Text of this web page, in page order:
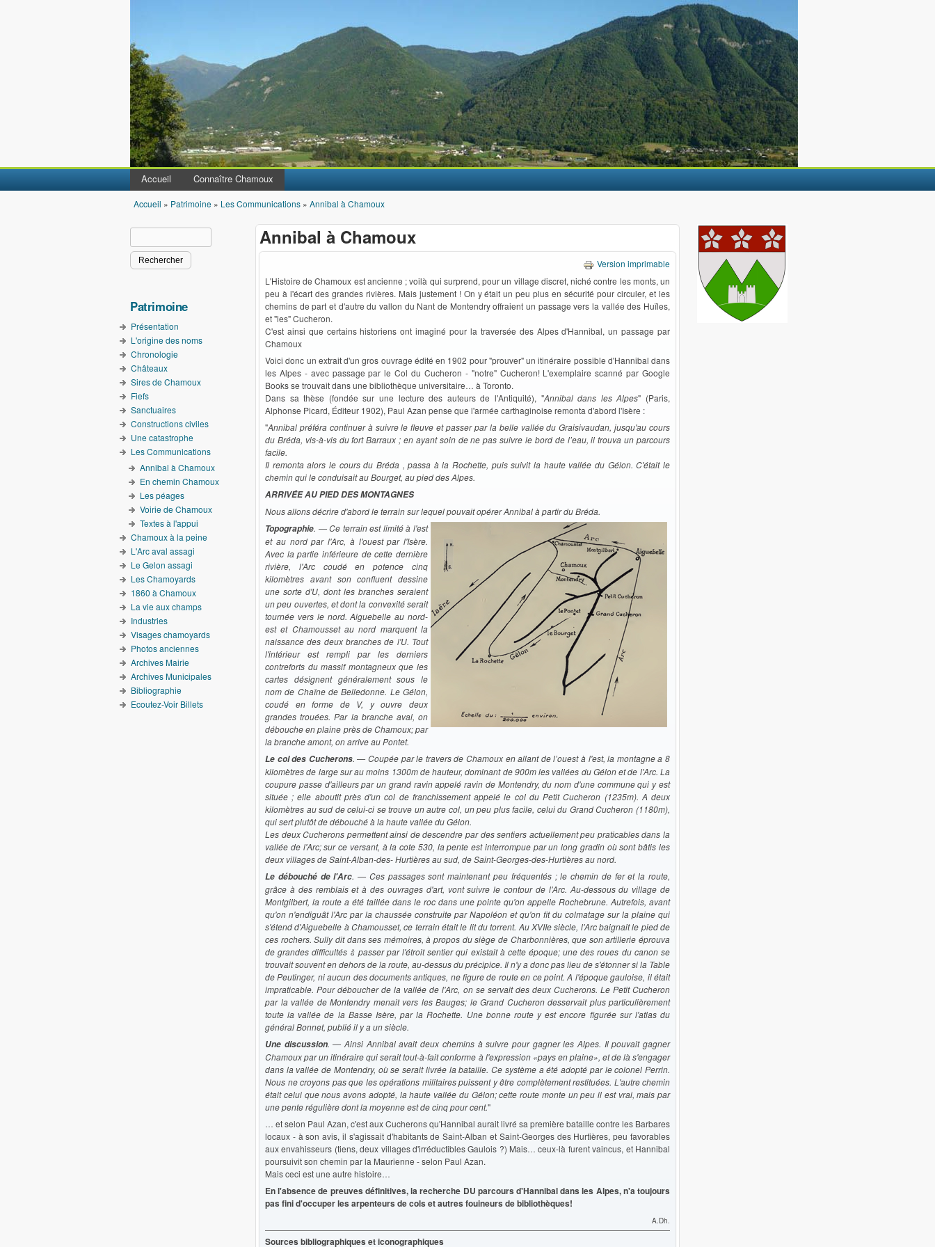
Accueil Connaître Chamoux
Vous êtes ici
Accueil » Patrimoine » Les Communications » Annibal à Chamoux
Annibal à Chamoux
Version imprimable
L'Histoire de Chamoux est ancienne ; voilà qui surprend, pour un village discret, niché contre les monts, un
peu à l'écart des grandes rivières. Mais justement ! On y était un peu plus en sécurité pour circuler, et les
chemins de part et d'autre du vallon du Nant de Montendry offraient un passage vers la vallée des Huïles,
et "les" Cucheron.
C'est ainsi que certains historiens ont imaginé pour la traversée des Alpes d'Hannibal, un passage par
Chamoux
Voici donc un extrait d'un gros ouvrage édité en 1902 pour "prouver" un itinéraire possible d'Hannibal dans
les Alpes - avec passage par le Col du Cucheron - "notre" Cucheron! L'exemplaire scanné par Google
Books se trouvait dans une bibliothèque universitaire… à Toronto.
Dans sa thèse (fondée sur une lecture des auteurs de l'Antiquité), "Annibal dans les Alpes" (Paris,
Alphonse Picard, Éditeur 1902), Paul Azan pense que l'armée carthaginoise remonta d'abord l'Isère :
"Annibal préféra continuer à suivre le fleuve et passer par la belle vallée du Graisivaudan, jusqu'au cours
du Bréda, vis-à-vis du fort Barraux ; en ayant soin de ne pas suivre le bord de l’eau, il trouva un parcours
facile.
Il remonta alors le cours du Bréda , passa à la Rochette, puis suivit la haute vallée du Gélon. C'était le
chemin qui le conduisait au Bourget, au pied des Alpes.
ARRIVÉE AU PIED DES MONTAGNES
Nous allons décrire d'abord le terrain sur lequel pouvait opérer Annibal à partir du Bréda.
Topographie. — Ce terrain est limité à l'est
et au nord par l'Arc, à l'ouest par l'Isère.
Avec la partie inférieure de cette dernière
rivière, l'Arc coudé en potence cinq
kilomètres avant son confluent dessine
une sorte d'U, dont les branches seraient
un peu ouvertes, et dont la convexité serait
tournée vers le nord. Aiguebelle au nord-
est et Chamousset au nord marquent la
naissance des deux branches de l'U. Tout
l'intérieur est rempli par les derniers
contreforts du massif montagneux que les
cartes désignent généralement sous le
nom de Chaîne de Belledonne. Le Gélon,
coudé en forme de V, y ouvre deux
grandes trouées. Par la branche aval, on
débouche en plaine près de Chamoux; par
la branche amont, on arrive au Pontet.
Le col des Cucherons. — Coupée par le travers de Chamoux en allant de l’ouest à l'est, la montagne a 8
kilomètres de large sur au moins 1300m de hauteur, dominant de 900m les vallées du Gélon et de l'Arc. La
coupure passe d'ailleurs par un grand ravin appelé ravin de Montendry, du nom d'une commune qui y est
située ; elle aboutit près d'un col de franchissement appelé le col du Petit Cucheron (1235m). A deux
kilomètres au sud de celui-ci se trouve un autre col, un peu plus facile, celui du Grand Cucheron (1180m),
qui sert plutôt de débouché à la haute vallée du Gélon.
Les deux Cucherons permettent ainsi de descendre par des sentiers actuellement peu praticables dans la
vallée de l'Arc; sur ce versant, à la cote 530, la pente est interrompue par un long gradin où sont bâtis les
deux villages de Saint-Alban-des- Hurtières au sud, de Saint-Georges-des-Hurtières au nord.
Le débouché de l'Arc. — Ces passages sont maintenant peu fréquentés ; le chemin de fer et la route,
grâce à des remblais et à des ouvrages d'art, vont suivre le contour de l'Arc. Au-dessous du village de
Montgilbert, la route a été taillée dans le roc dans une pointe qu'on appelle Rochebrune. Autrefois, avant
qu'on n'endiguât l'Arc par la chaussée construite par Napoléon et qu'on fit du colmatage sur la plaine qui
s'étend d'Aiguebelle à Chamousset, ce terrain était le lit du torrent. Au XVIIe siècle, l'Arc baignait le pied de
ces rochers. Sully dit dans ses mémoires, à propos du siège de Charbonnières, que son artillerie éprouva
de grandes difficultés à passer par l'étroit sentier qui existait à cette époque; une des roues du canon se
trouvait souvent en dehors de la route, au-dessus du précipice. Il n'y a donc pas lieu de s'étonner si la Table
de Peutinger, ni aucun des documents antiques, ne figure de route en ce point. A l'époque gauloise, il était
impraticable. Pour déboucher de la vallée de l'Arc, on se servait des deux Cucherons. Le Petit Cucheron
par la vallée de Montendry menait vers les Bauges; le Grand Cucheron desservait plus particulièrement
toute la vallée de la Basse Isère, par la Rochette. Une bonne route y est encore figurée sur l'atlas du
général Bonnet, publié il y a un siècle.
Une discussion. — Ainsi Annibal avait deux chemins à suivre pour gagner les Alpes. Il pouvait gagner
Chamoux par un itinéraire qui serait tout-à-fait conforme à l'expression «pays en plaine», et de là s'engager
dans la vallée de Montendry, où se serait livrée la bataille. Ce système a été adopté par le colonel Perrin.
Nous ne croyons pas que les opérations militaires puissent y être complètement restituées. L'autre chemin
était celui que nous avons adopté, la haute vallée du Gélon; cette route monte un peu il est vrai, mais par
une pente régulière dont la moyenne est de cinq pour cent."
… et selon Paul Azan, c'est aux Cucherons qu'Hannibal aurait livré sa première bataille contre les Barbares
locaux - à son avis, il s'agissait d'habitants de Saint-Alban et Saint-Georges des Hurtières, peu favorables
aux envahisseurs (tiens, deux villages d'irréductibles Gaulois ?) Mais… ceux-là furent vaincus, et Hannibal
poursuivit son chemin par la Maurienne - selon Paul Azan.
Mais ceci est une autre histoire…
En l'absence de preuves définitives, la recherche DU parcours d'Hannibal dans les Alpes, n'a toujours
pas fini d'occuper les arpenteurs de cols et autres fouineurs de bibliothèques!
A.Dh.
Sources bibliographiques et iconographiques
Formulaire de recherche
Patrimoine
Présentation
L'origine des noms
Chronologie
Châteaux
Sires de Chamoux
Fiefs
Sanctuaires
Constructions civiles
Une catastrophe
Les Communications
Annibal à Chamoux
En chemin Chamoux
Les péages
Voirie de Chamoux
Textes à l'appui
Chamoux à la peine
L'Arc aval assagi
Le Gelon assagi
Les Chamoyards
1860 à Chamoux
La vie aux champs
Industries
Visages chamoyards
Photos anciennes
Archives Mairie
Archives Municipales
Bibliographie
Ecoutez-Voir Billets